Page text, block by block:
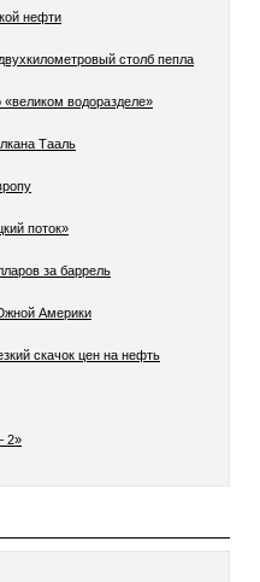
нефти
столб пепла
«великом водоразделе»
Тааль
поток»
за баррель
Америки
скачок цен на нефть
2»